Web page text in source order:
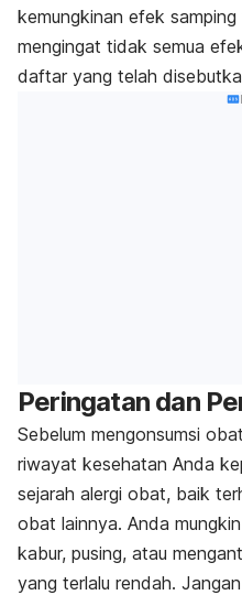
kemungkinan efek
mengingat tidak semua
daftar yang telah
Peringatan dan
Sebelum mengonsumsi
riwayat kesehatan Anda
sejarah alergi obat, baik
obat lainnya. Anda
kabur, pusing, atau
yang terlalu rendah.